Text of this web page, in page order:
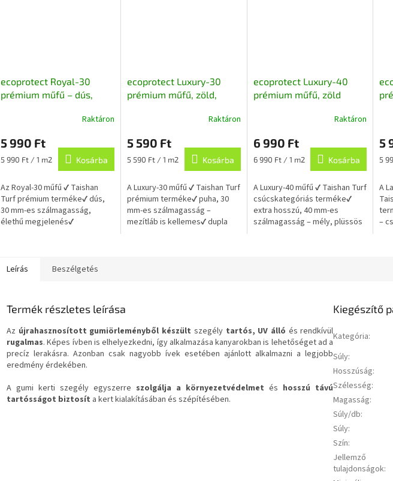
ecoprotect Royal-30
prémium műfű – dús,
Raktáron
5 990 Ft
Egységár:
5 990 Ft / 1 m2 Kosárba
Az Royal-30 műfű ✔ Taishan
Turf prémium terméke✔ dús,
30 mm-es szálmagasság,
élethű megjelenés✔
ecoprotect Luxury-30
prémium műfű, zöld,
Raktáron
5 590 Ft
Egységár:
5 590 Ft / 1 m2 Kosárba
A Luxury-30 műfű ✔ Taishan Turf
prémium terméke✔ puha, 30
mm-es szálmagasság –
mezítláb is kellemes✔ dupla
ecoprotect Luxury-40
prémium műfű, zöld
Raktáron
6 990 Ft
Egységár:
6 990 Ft / 1 m2 Kosárba
A Luxury-40 műfű ✔ Taishan Turf
csúcskategóriás terméke✔
extra hosszú, 40 mm-es
szálmagasság – mély, plüssös
5
5
A
–
Leírás Beszélgetés
Termék részletes leírása
Az újrahasznosított gumiörleményből készült szegély tartós, UV álló és rendkívül
rugalmas. Képes ívben is elhelyezkedni, így alkalmazása kanyarokban is lehetőséget ad a
precíz lerakásra. Azonban csak nagyobb ívek esetében ajánlott alkalmazni a legjobb
eredmény érdekében.
A gumi kerti szegély egyszerre szolgálja a környezetvédelmet és hosszú távú
tartósságot biztosít a kert kialakításában és szépítésében.
Kiegészítő
Kategória:
Súly:
Hosszúság:
Szélesség:
Magasság:
Súly/db:
Súly:
Szín:
Jellemző
tulajdonságok: